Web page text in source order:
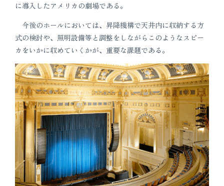
に導入したアメリカの劇場である。
今後のホールにおいては、昇降機構で天井内に収納する方
式の検討や、照明設備等と調整をしながらこのようなスピー
カをいかに収めていくかが、重要な課題である。